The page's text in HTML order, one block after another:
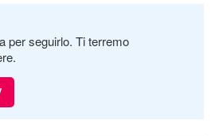
per seguirlo. Ti terremo